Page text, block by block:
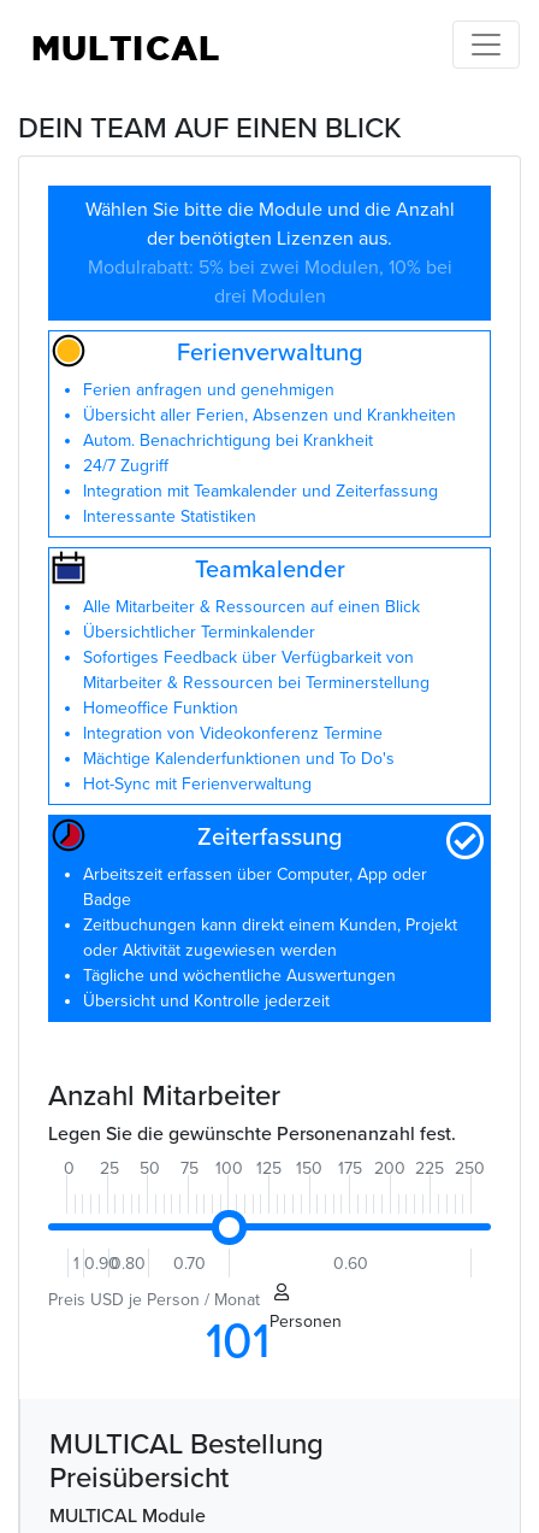
MULTICAL
DEIN TEAM AUF EINEN BLICK
Wählen Sie bitte die Module und die Anzahl
der benötigten Lizenzen aus.
Modulrabatt: 5% bei zwei Modulen, 10% bei
drei Modulen
Ferienverwaltung
Ferien anfragen und genehmigen
Übersicht aller Ferien, Absenzen und Krankheiten
Autom. Benachrichtigung bei Krankheit
24/7 Zugriff
Integration mit Teamkalender und Zeiterfassung
Interessante Statistiken
Teamkalender
Alle Mitarbeiter & Ressourcen auf einen Blick
Übersichtlicher Terminkalender
Sofortiges Feedback über Verfügbarkeit von
Mitarbeiter & Ressourcen bei Terminerstellung
Homeoffice Funktion
Integration von Videokonferenz Termine
Mächtige Kalenderfunktionen und To Do's
Hot-Sync mit Ferienverwaltung
Zeiterfassung
Arbeitszeit erfassen über Computer, App oder
Badge
Zeitbuchungen kann direkt einem Kunden, Projekt
oder Aktivität zugewiesen werden
Tägliche und wöchentliche Auswertungen
Übersicht und Kontrolle jederzeit
Anzahl Mitarbeiter
Legen Sie die gewünschte Personenanzahl fest.
0 25 50 75 100 125 150 175 200 225 250
1 0.900.80 0.70
0.60
Preis USD je Person / Monat
101Personen
MULTICAL Bestellung
Preisübersicht
MULTICAL Module